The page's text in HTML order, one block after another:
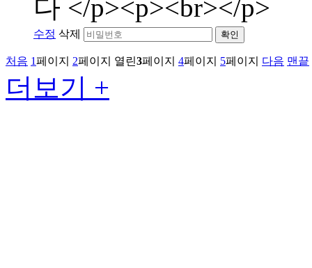
다 </p><p><br></p>
수정 삭제 확인
처음 1페이지 2페이지 열린3페이지 4페이지 5페이지 다음 맨끝
더보기 +